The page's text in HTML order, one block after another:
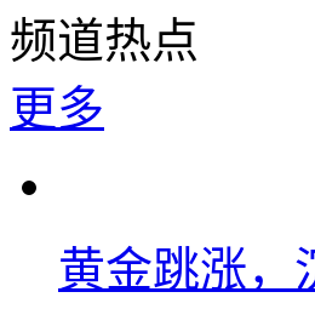
频道热点
更多
黄金跳涨，